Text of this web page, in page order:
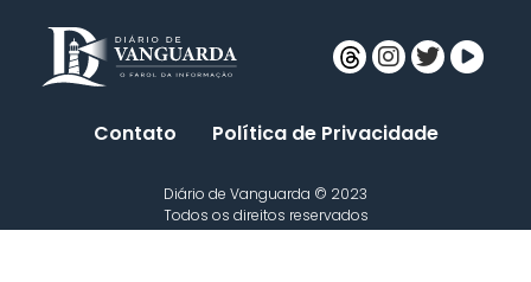
Contato Política de Privacidade
Diário de Vanguarda © 2023
Todos os direitos reservados